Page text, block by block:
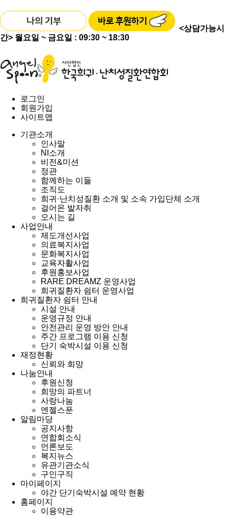
<상담가능시
간> 월요일 ~ 금요일 : 09:30 ~ 18:30
로그인
회원가입
사이트맵
기관소개
인사말
NI소개
비전&미션
정관
함께하는 이들
조직도
희귀·난치성질환 소개 및 소속 가입단체 소개
걸어온 발자취
오시는 길
사업안내
제도개선사업
의료복지사업
문화복지사업
교육자활사업
후원홍보사업
RARE DREAMZ 운영사업
희귀질환자 쉼터 운영사업
희귀질환자 쉼터 안내
시설 안내
운영규정 안내
안전관리 운영 방안 안내
주간 프로그램 이용 신청
단기 숙박시설 이용 신청
재정현황
신뢰와 희망
나눔안내
후원신청
희망의 파트너
사랑나눔
엔젤스푼
알림마당
공지사항
연합회소식
언론보도
복지뉴스
유관기관소식
구인구직
마이페이지
야간 단기숙박시설 예약 현황
홈페이지
이용약관